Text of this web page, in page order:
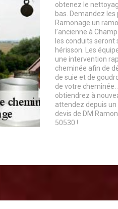
obtenez le
bas. Demandez
Ramonage un
l’ancienne à
les conduits
hérisson. Les
une intervention
cheminée afin de
de suie et de
de votre
obtiendrez à
attendez depuis
devis de DM
50530 !